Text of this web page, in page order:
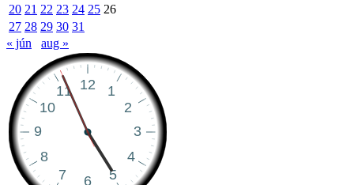
20 21 22 23 24 25 26
27 28 29 30 31
« jún
aug »